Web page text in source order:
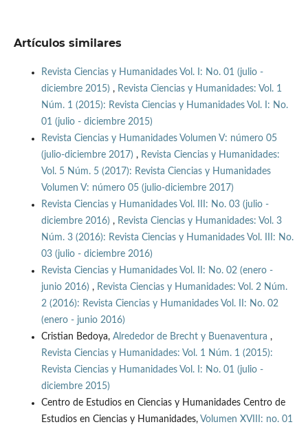
Artículos similares
Revista Ciencias y Humanidades Vol. I: No. 01 (julio -
diciembre 2015) , Revista Ciencias y Humanidades: Vol. 1
Núm. 1 (2015): Revista Ciencias y Humanidades Vol. I: No.
01 (julio - diciembre 2015)
Revista Ciencias y Humanidades Volumen V: número 05
(julio-diciembre 2017) , Revista Ciencias y Humanidades:
Vol. 5 Núm. 5 (2017): Revista Ciencias y Humanidades
Volumen V: número 05 (julio-diciembre 2017)
Revista Ciencias y Humanidades Vol. III: No. 03 (julio -
diciembre 2016) , Revista Ciencias y Humanidades: Vol. 3
Núm. 3 (2016): Revista Ciencias y Humanidades Vol. III: No.
03 (julio - diciembre 2016)
Revista Ciencias y Humanidades Vol. II: No. 02 (enero -
junio 2016) , Revista Ciencias y Humanidades: Vol. 2 Núm.
2 (2016): Revista Ciencias y Humanidades Vol. II: No. 02
(enero - junio 2016)
Cristian Bedoya, Alrededor de Brecht y Buenaventura ,
Revista Ciencias y Humanidades: Vol. 1 Núm. 1 (2015):
Revista Ciencias y Humanidades Vol. I: No. 01 (julio -
diciembre 2015)
Centro de Estudios en Ciencias y Humanidades Centro de
Estudios en Ciencias y Humanidades, Volumen XVIII: no. 01